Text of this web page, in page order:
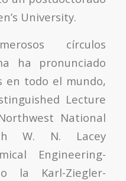
University.
círculos
ha pronunciado
en todo el mundo,
Lecture
National
W. N. Lacey
Engineering-
la Karl-Ziegler-